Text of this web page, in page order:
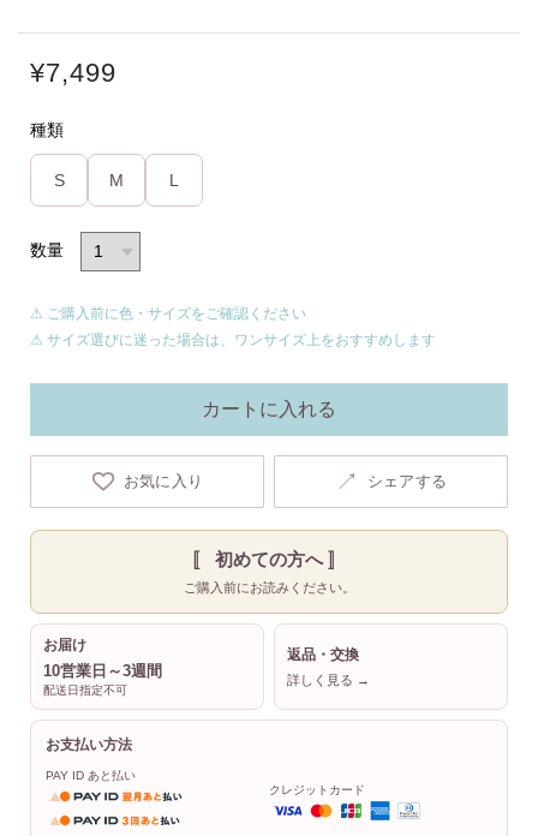
¥7,499
種類
S M
数量
⚠ ご購入前に色・サイズをご確認ください
⚠ サイズ選びに迷った場合は、ワンサイズ上をおすすめします
カートに入れる
お気に入り ↗ シェアする
〚 初めての方へ 〛
ご購入前にお読みください。
お届け
10営業日～3週間
配送日指定不可
返品・交換
詳しく見る →
お支払い方法
PAY ID あと払い
クレジットカード